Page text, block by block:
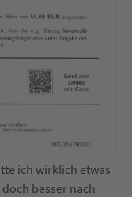
ich wirklich etwas
besser nach